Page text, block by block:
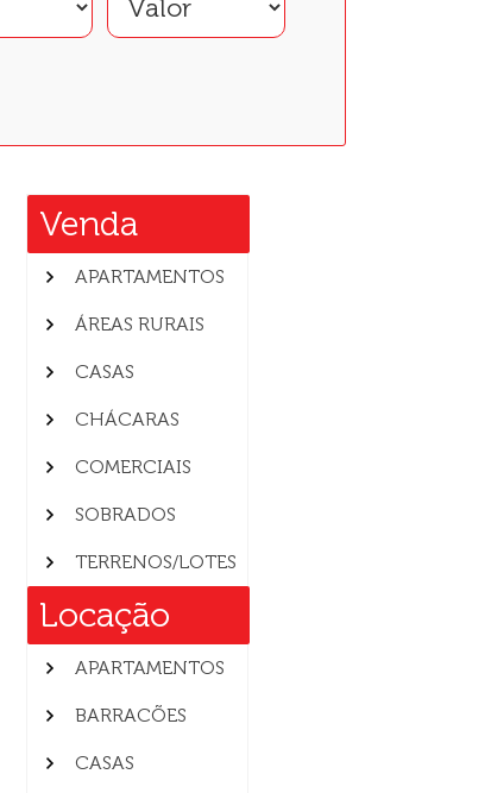
Venda
APARTAMENTOS
ÁREAS RURAIS
CASAS
CHÁCARAS
COMERCIAIS
SOBRADOS
TERRENOS/LOTES
Locação
APARTAMENTOS
BARRACÕES
CASAS